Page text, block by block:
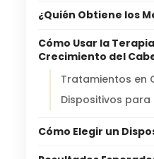
¿Quién Obtiene los
Cómo Usar la
Crecimiento del
Tratamientos en
Dispositivos para
Cómo Elegir un